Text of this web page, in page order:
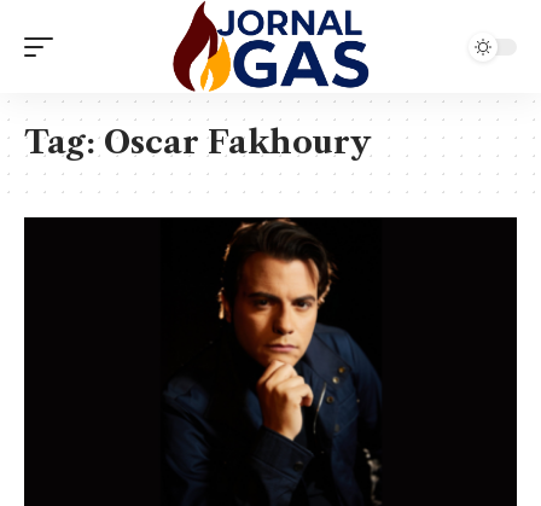
Tag:Oscar Fakhoury